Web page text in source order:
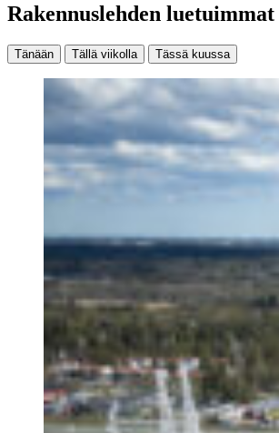
Rakennuslehden luetuimmat
Tänään Tällä viikolla Tässä kuussa